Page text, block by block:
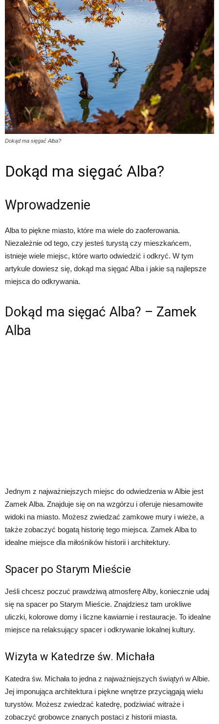
Dokąd ma sięgać Alba?
Dokąd ma sięgać Alba?
Wprowadzenie
Alba to piękne miasto, które ma wiele do zaoferowania.
Niezależnie od tego, czy jesteś turystą czy mieszkańcem,
istnieje wiele miejsc, które warto odwiedzić i odkryć. W tym
artykule dowiesz się, dokąd ma sięgać Alba i jakie są najlepsze
miejsca do odkrywania.
Dokąd ma sięgać Alba? – Zamek
Alba
Jednym z najważniejszych miejsc do odwiedzenia w Albie jest
Zamek Alba. Znajduje się on na wzgórzu i oferuje niesamowite
widoki na miasto. Możesz zwiedzać zamkowe mury i wieże, a
także zobaczyć bogatą historię tego miejsca. Zamek Alba to
idealne miejsce dla miłośników historii i architektury.
Spacer po Starym Mieście
Jeśli chcesz poczuć prawdziwą atmosferę Alby, koniecznie udaj
się na spacer po Starym Mieście. Znajdziesz tam urokliwe
uliczki, kolorowe domy i liczne kawiarnie i restauracje. To idealne
miejsce na relaksujący spacer i odkrywanie lokalnej kultury.
Wizyta w Katedrze św. Michała
Katedra św. Michała to jedna z najważniejszych świątyń w Albie.
Jej imponująca architektura i piękne wnętrze przyciągają wielu
turystów. Możesz zwiedzać katedrę, podziwiać witraże i
zobaczyć grobowce znanych postaci z historii miasta.